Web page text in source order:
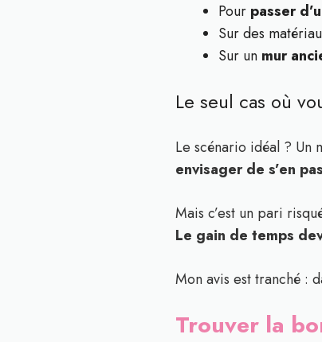
Pour passer
Sur des
Sur un mur
Le seul cas où
Le scénario idéal ? Un
envisager de s’en
Mais c’est un pari
Le gain de temps
Mon avis est tranché :
Trouver la